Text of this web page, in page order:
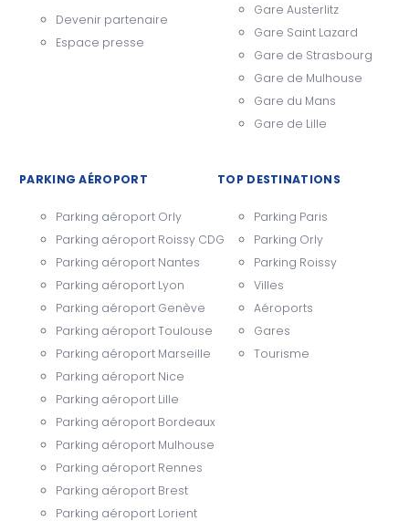
Devenir partenaire
Espace presse
Gare Austerlitz
Gare Saint Lazard
Gare de Strasbourg
Gare de Mulhouse
Gare du Mans
Gare de Lille
PARKING AÉROPORT
Parking aéroport Orly
Parking aéroport Roissy CDG
Parking aéroport Nantes
Parking aéroport Lyon
Parking aéroport Genève
Parking aéroport Toulouse
Parking aéroport Marseille
Parking aéroport Nice
Parking aéroport Lille
Parking aéroport Bordeaux
Parking aéroport Mulhouse
Parking aéroport Rennes
Parking aéroport Brest
Parking aéroport Lorient
TOP DESTINATIONS
Parking Paris
Parking Orly
Parking Roissy
Villes
Aéroports
Gares
Tourisme